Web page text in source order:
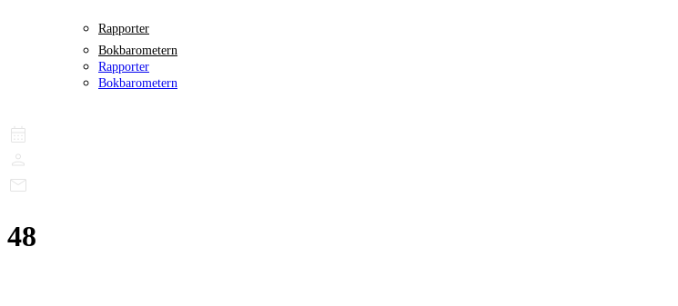
Rapporter
Bokbarometern
Rapporter
Bokbarometern
48